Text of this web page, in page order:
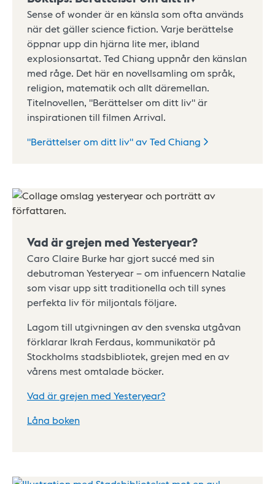
Sense of wonder är en känsla som ofta används
när det gäller science fiction. Varje berättelse
öppnar upp din hjärna lite mer, ibland
explosionsartat. Ted Chiang uppnår den känslan
med råge. Det här en novellsamling om språk,
religion, matematik och allt däremellan.
Titelnovellen, "Berättelser om ditt liv" är
inspirationen till filmen Arrival.
"Berättelser om ditt liv" av Ted Chiang
Vad är grejen med Yesteryear?
Caro Claire Burke har gjort succé med sin
debutroman Yesteryear – om infuencern Natalie
som visar upp sitt traditionella och till synes
perfekta liv för miljontals följare.
Lagom till utgivningen av den svenska utgåvan
förklarar Ikrah Ferdaus, kommunikatör på
Stockholms stadsbibliotek, grejen med en av
vårens mest omtalade böcker.
Vad är grejen med Yesteryear?
Låna boken